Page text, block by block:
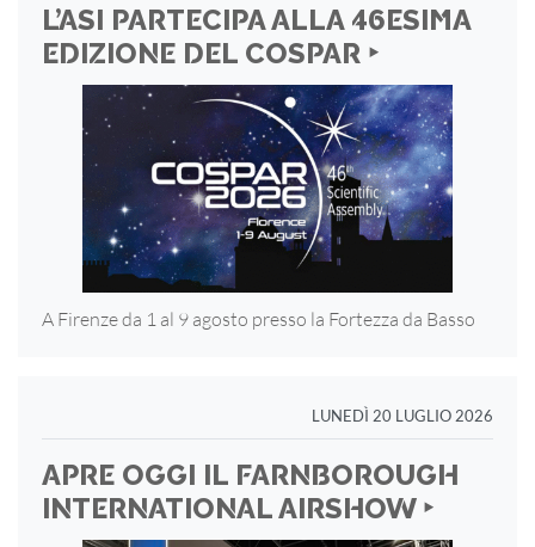
L’ASI PARTECIPA ALLA 46ESIMA
EDIZIONE DEL COSPAR ‣
A Firenze da 1 al 9 agosto presso la Fortezza da Basso
LUNEDÌ 20 LUGLIO 2026
APRE OGGI IL FARNBOROUGH
INTERNATIONAL AIRSHOW ‣